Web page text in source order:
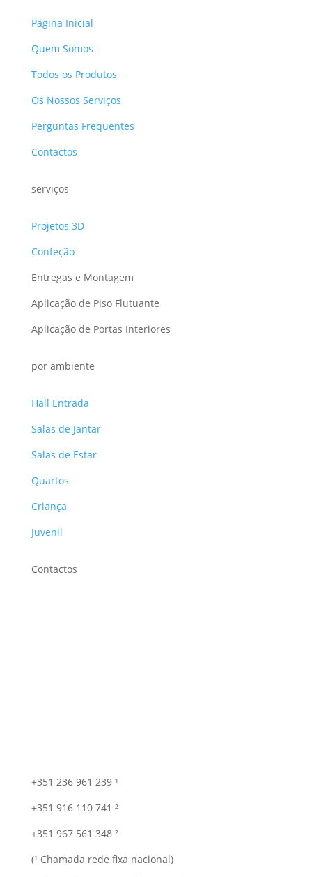
Página Inicial
Quem Somos
Todos os Produtos
Os Nossos Serviços
Perguntas Frequentes
Contactos
serviços
Projetos 3D
Confeção
Entregas e Montagem
Aplicação de Piso Flutuante
Aplicação de Portas Interiores
por ambiente
Hall Entrada
Salas de Jantar
Salas de Estar
Quartos
Criança
Juvenil
Contactos
+351 236 961 239 ¹
+351 916 110 741 ²
+351 967 561 348 ²
(¹ Chamada rede fixa nacional)